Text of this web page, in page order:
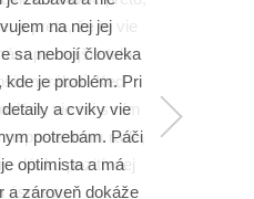
a preto, že to vie
pevnejšie telo
narábať. Keď
vie mi s ním
rade,
dávku pozitívnej
úsmevu.
na nej jej
sa nebojí človeka
je problém. Pri
a cviky vie
potrebám. Páči
optimista a má
a zároveň dokáže